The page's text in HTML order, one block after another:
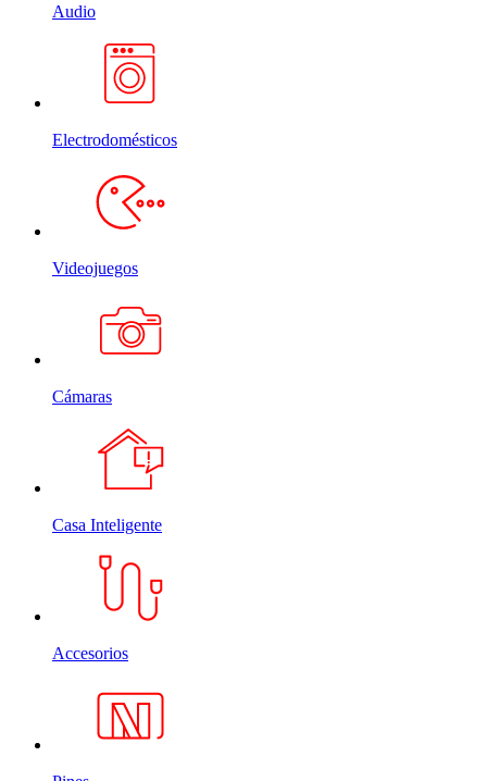
Audio
Electrodomésticos
Videojuegos
Cámaras
Casa Inteligente
Accesorios